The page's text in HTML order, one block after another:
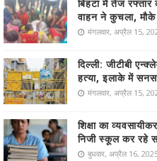
बिहटा में तेज
वाहन ने कुचला, मौके
मंगलवार, अप्रैल 15,
दिल्ली: जीटीबी
हत्या, इलाके में
मंगलवार, अप्रैल 15,
शिक्षा का
निजी स्कूल कर रहे
बुधवार, अप्रैल 16,